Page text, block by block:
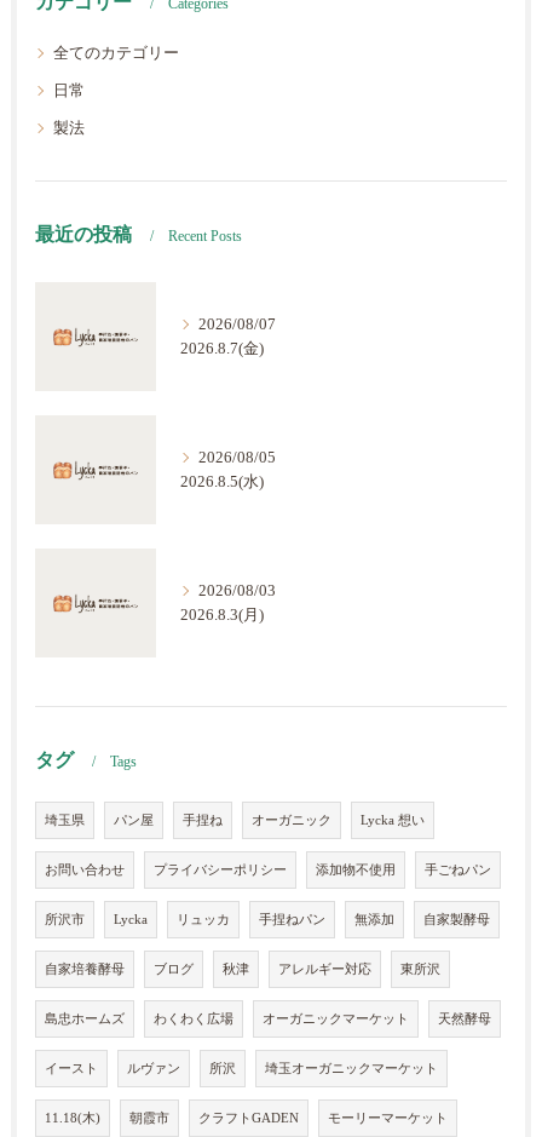
Categories
全てのカテゴリー
日常
製法
最近の投稿 Recent Posts
2026/08/07
2026.8.7(金)
2026/08/05
2026.8.5(水)
2026/08/03
2026.8.3(月)
タグ Tags
埼玉県 パン屋 手捏ね オーガニック Lycka 想い
お問い合わせ プライバシーポリシー 添加物不使用 手ごねパン
所沢市 Lycka リュッカ 手捏ねパン 無添加 自家製酵母
自家培養酵母 ブログ 秋津 アレルギー対応 東所沢
島忠ホームズ わくわく広場 オーガニックマーケット 天然酵母
イースト ルヴァン 所沢 埼玉オーガニックマーケット
11.18(木) 朝霞市 クラフトGADEN モーリーマーケット